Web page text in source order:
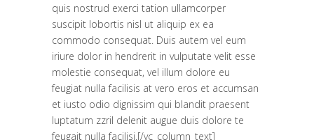
quis nostrud exerci tation ullamcorper
suscipit lobortis nisl ut aliquip ex ea
commodo consequat. Duis autem vel eum
iriure dolor in hendrerit in vulputate velit esse
molestie consequat, vel illum dolore eu
feugiat nulla facilisis at vero eros et accumsan
et iusto odio dignissim qui blandit praesent
luptatum zzril delenit augue duis dolore te
feugait nulla facilisi.[/vc_column_text]